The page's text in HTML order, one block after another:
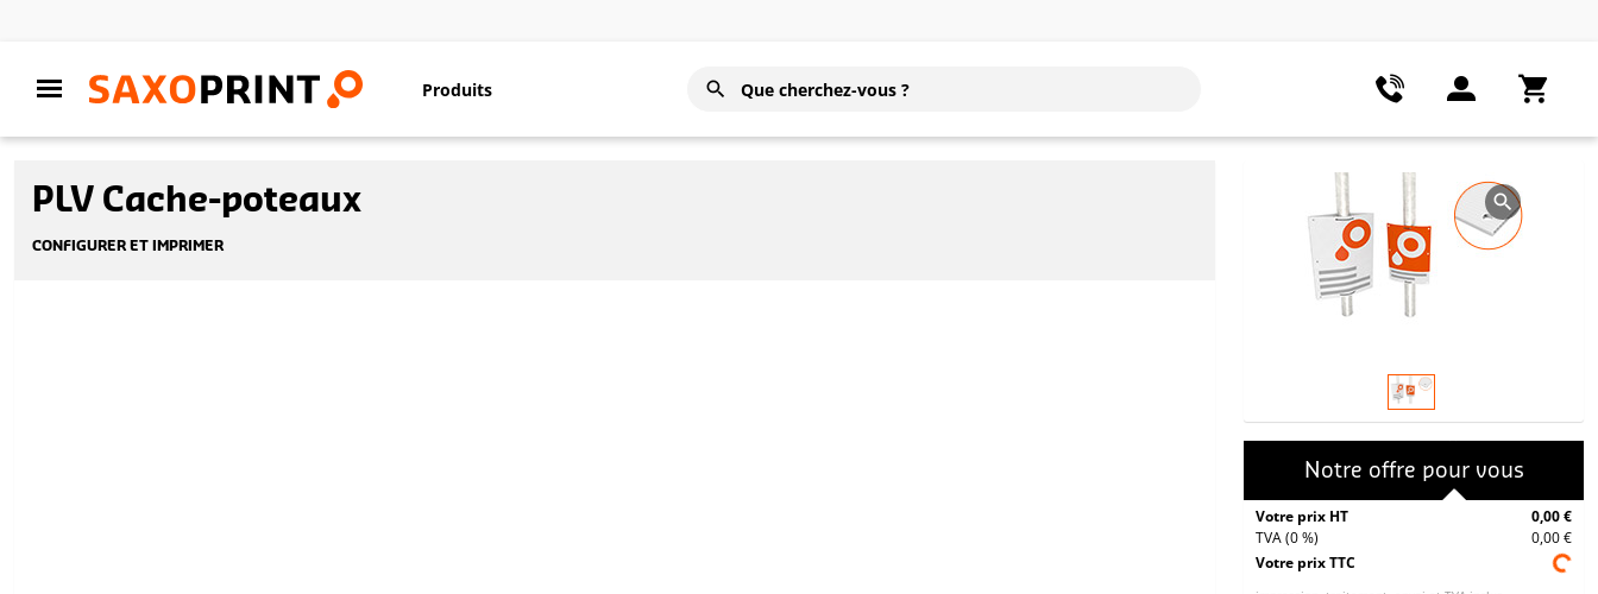
Produits
PLV Cache-poteaux
CONFIGURER ET IMPRIMER
Notre offre pour vous
Votre prix HT
0,00 €
TVA (0 %)
0,00 €
Votre prix TTC